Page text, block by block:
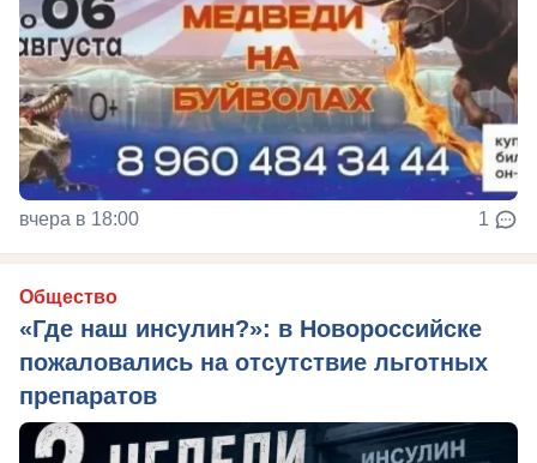
вчера в 18:00 1
Общество
«Где наш инсулин?»: в Новороссийске
пожаловались на отсутствие льготных
препаратов